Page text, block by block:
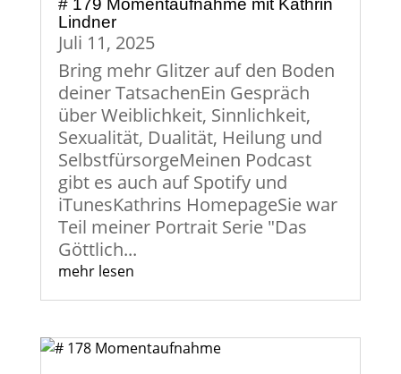
Lindner
Juli 11, 2025
Bring mehr Glitzer auf den Boden
deiner TatsachenEin Gespräch
über Weiblichkeit, Sinnlichkeit,
Sexualität, Dualität, Heilung und
SelbstfürsorgeMeinen Podcast
gibt es auch auf Spotify und
iTunesKathrins HomepageSie war
Teil meiner Portrait Serie "Das
Göttlich...
mehr lesen